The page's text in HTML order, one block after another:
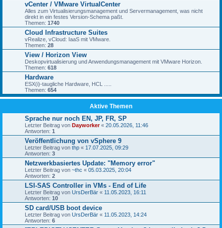
vCenter / VMware VirtualCenter
Alles zum Virtualisierungsmanagement und Servermanagement, was nicht
direkt in ein festes Version-Schema paßt.
Themen: 1740
Cloud Infrastructure Suites
vRealize, vCloud: IaaS mit VMware.
Themen: 28
View / Horizon View
Deskopvirtualisierung und Anwendungsmanagement mit VMware Horizon.
Themen: 618
Hardware
ESX(i)-taugliche Hardware, HCL .....
Themen: 654
Aktive Themen
Sprache nur noch EN, JP, FR, SP
Letzter Beitrag von Dayworker« 20.05.2026, 11:46
Antworten: 1
Veröffentlichung von vSphere 9
Letzter Beitrag von thp « 17.07.2025, 09:29
Antworten: 3
Netzwerkbasiertes Update: "Memory error"
Letzter Beitrag von ~thc « 05.03.2025, 20:04
Antworten: 2
LSI-SAS Controller in VMs - End of Life
Letzter Beitrag von UrsDerBär « 11.05.2023, 16:11
Antworten: 10
SD card/USB boot device
Letzter Beitrag von UrsDerBär « 11.05.2023, 14:24
Antworten: 6